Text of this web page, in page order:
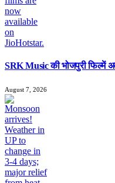
SRK Music की भोजपुरी फिल्में
August 7, 2026